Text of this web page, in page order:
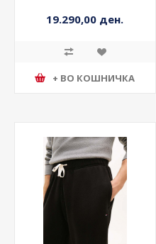
19.290,00 ден.
+ ВО КОШНИЧКА